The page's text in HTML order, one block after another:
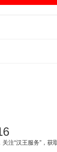
注“汉王服务”，获